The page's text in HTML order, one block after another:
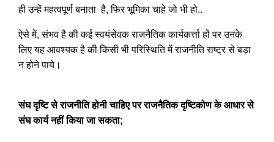
ही उन्हें महत्वपूर्ण बनाता है, फिर भूमिका चाहे जो भी हो..
ऐसे में, संभव है की कई स्वयंसेवक राजनैतिक कार्यकर्त्ता हों पर उनके
लिए यह आवश्यक है की किसी भी परिस्थिति में राजनीति राष्ट्र से बड़ा
न होने पाये।
संघ दृष्टि से राजनीति होनी चाहिए पर राजनैतिक दृष्टिकोण के आधार से
संघ कार्य नहीं किया जा सकता;